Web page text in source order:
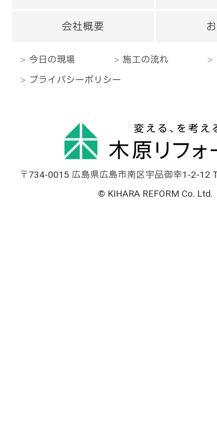
会社概要
今日の現場 施工の流れ
プライバシーポリシー
〒734-0015 広島県広島市南区宇品御幸1-2-12
© KIHARA REFORM Co. Ltd.